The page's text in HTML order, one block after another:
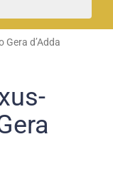
Gera dʼAdda